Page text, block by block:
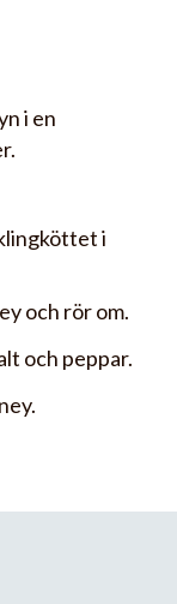
i en
i
och rör om.
och peppar.